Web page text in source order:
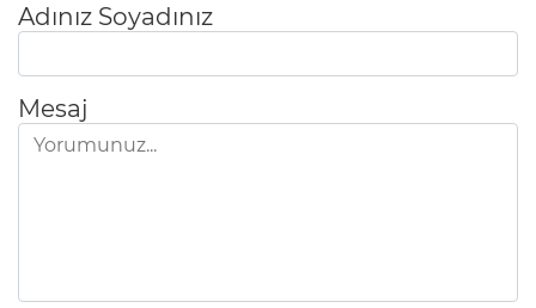
Adınız Soyadınız
Mesaj